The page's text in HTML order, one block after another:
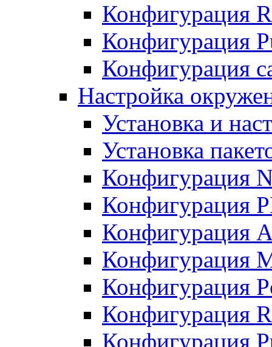
Конфигурация
Конфигурация
Конфигурация
Настройка
Установка и
Установка
Конфигурация
Конфигурация
Конфигурация
Конфигурация
Конфигурация
Конфигурация
Конфигурация